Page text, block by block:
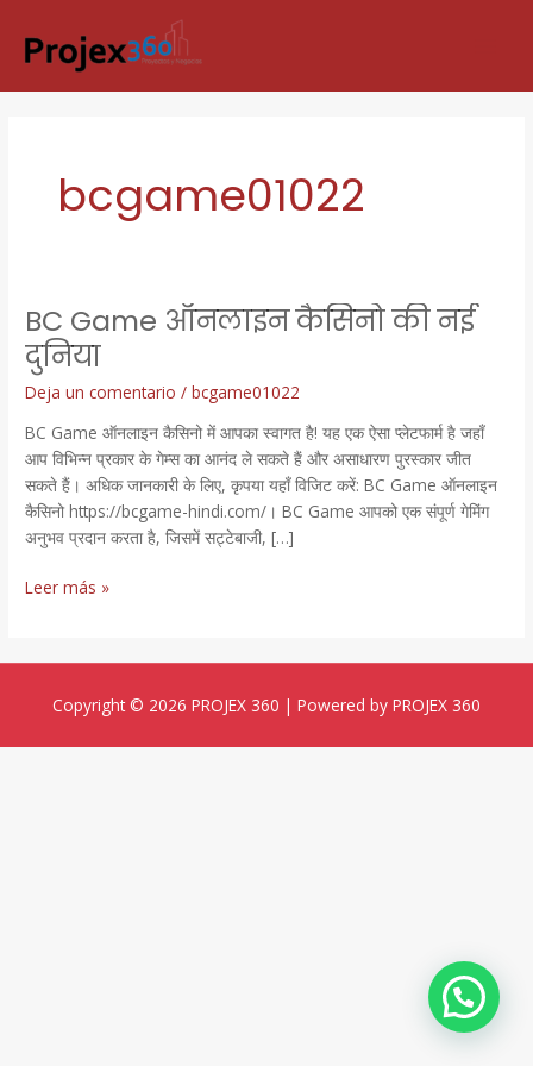
contenido
bcgame01022
BC Game ऑनलाइन कैसिनो की नई
दुनिया
Deja un comentario /bcgame01022
BC Game ऑनलाइन कैसिनो में आपका स्वागत है! यह एक ऐसा प्लेटफार्म है जहाँ
आप विभिन्न प्रकार के गेम्स का आनंद ले सकते हैं और असाधारण पुरस्कार जीत
सकते हैं। अधिक जानकारी के लिए, कृपया यहाँ विजिट करें: BC Game ऑनलाइन
कैसिनो https://bcgame-hindi.com/। BC Game आपको एक संपूर्ण गेमिंग
अनुभव प्रदान करता है, जिसमें सट्टेबाजी, […]
BC
Game
ऑनलाइन
कैसिनो
नई
दुनिया
Leer más »
Copyright © 2026 PROJEX 360 | Powered by PROJEX 360